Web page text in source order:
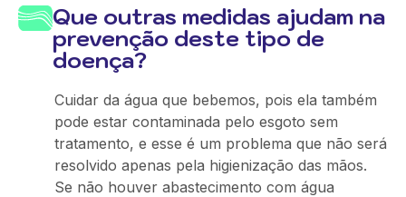
Que outras medidas ajudam na
prevenção deste tipo de
doença?
Cuidar da água que bebemos, pois ela também
pode estar contaminada pelo esgoto sem
tratamento, e esse é um problema que não será
resolvido apenas pela higienização das mãos.
Se não houver abastecimento com água